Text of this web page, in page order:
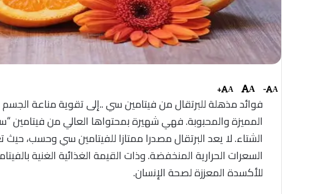
A
-
A
A
+
فوائد مذهلة للبرتقال من فيتامين سي ..إلى تقوية مناعة الجسم
المميزة والمحبوبة. فهي شهيرة بمحتواها العالي من
الشتاء. لا يعد البرتقال مصدرا ممتازا للفيتامين سي وحسب،
السعرات الحرارية المنخفضة. وذات القيمة الغذائية الغنية
للأكسدة المعززة لصحة الإنسان.